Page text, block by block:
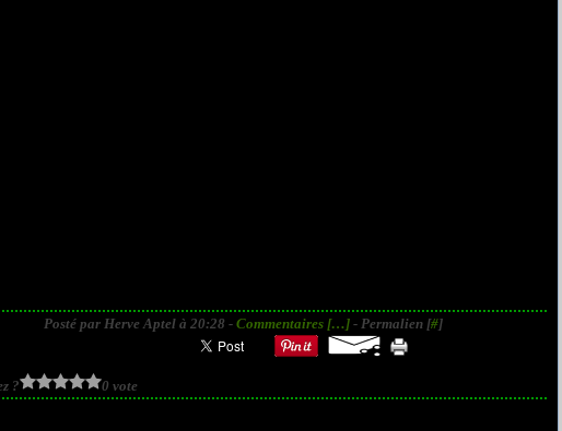
Posté par Herve Aptel à 20:28 -Commentaires […] - Permalien [#]
? 0 vote